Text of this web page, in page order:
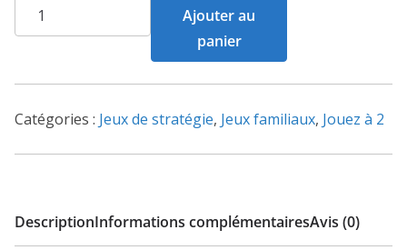
quantité
de
Ajouter au
panier
Catégories : Jeux de stratégie, Jeux familiaux, Jouez à 2
DescriptionInformations complémentairesAvis (0)